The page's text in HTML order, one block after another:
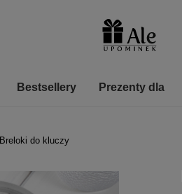
Bestsellery Prezenty dla
Breloki do kluczy